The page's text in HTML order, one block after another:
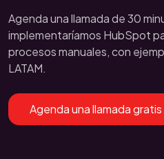
Agenda una llamada de 30
implementaríamos HubSpot
procesos manuales, con
LATAM.
Agenda una llamada gratis